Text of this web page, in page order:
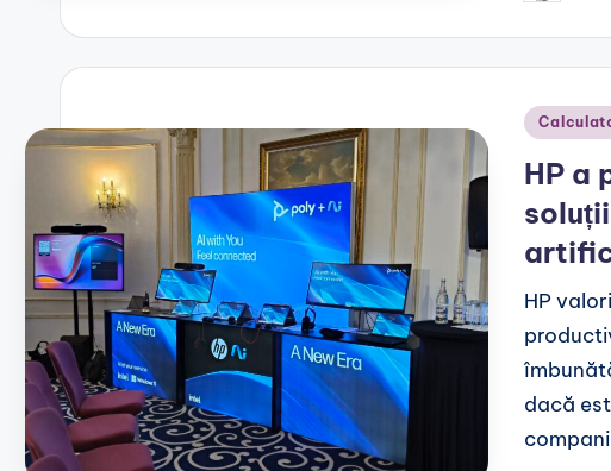
by
Posted
HP a
HP
dacă